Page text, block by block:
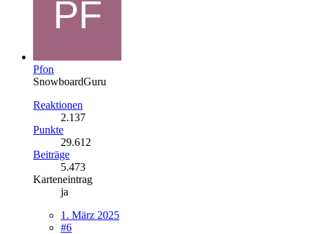
Pfon
SnowboardGuru
Reaktionen
2.137
Punkte
29.612
Beiträge
5.473
Karteneintrag
ja
1. März 2025
#6